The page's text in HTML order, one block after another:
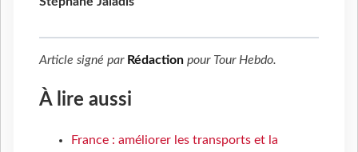
Article signé par Rédaction pour Tour Hebdo.
À lire aussi
France : améliorer les transports et la